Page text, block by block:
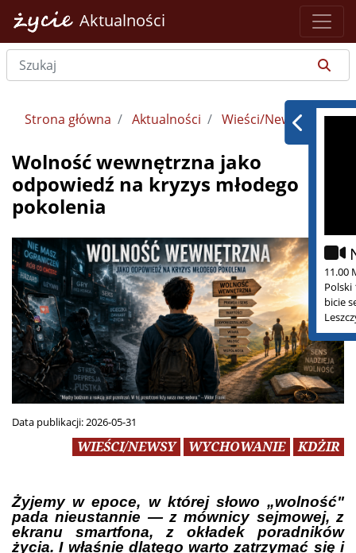
Aktualności
11.00
Polski
bicie
Strona główna Aktualności Wieści/Newsy
Wolność wewnętrzna jako
odpowiedź na kryzys młodego
pokolenia
Data publikacji:2026-05-31
WIEŚCI/NEWSY WYCHOWANIE KDŻIR
Żyjemy w epoce, w której słowo „wolność"
pada nieustannie — z mównicy sejmowej, z
ekranu smartfona, z okładek poradników
życia. I właśnie dlatego warto zatrzymać się i